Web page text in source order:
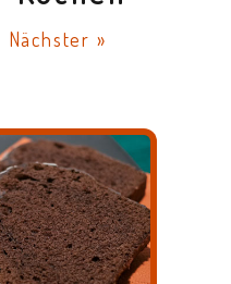
Nächster »